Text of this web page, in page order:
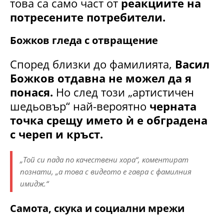
това са само част от реакциите на
потресените потребители.
Божков гледа с отвращение
Според близки до фамилията, Васил
Божков отдавна не можел да я
понася. Но след този „артистичен
шедьовър“ най-вероятно черната
точка срещу името ѝ е обградена
с череп и кръст.
„Той си пада по качествени хора“, коментират
познати, „а това с видеото е гавра с фамилния
имидж.“
Самота, скука и социални мрежи